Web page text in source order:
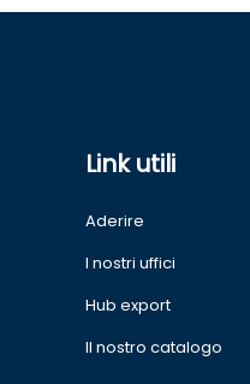
Link utili
Aderire
I nostri uffici
Hub export
Il nostro catalogo